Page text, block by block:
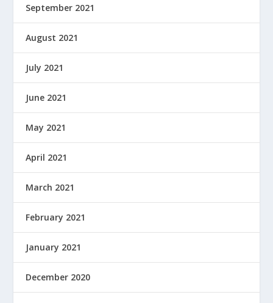
September 2021
August 2021
July 2021
June 2021
May 2021
April 2021
March 2021
February 2021
January 2021
December 2020